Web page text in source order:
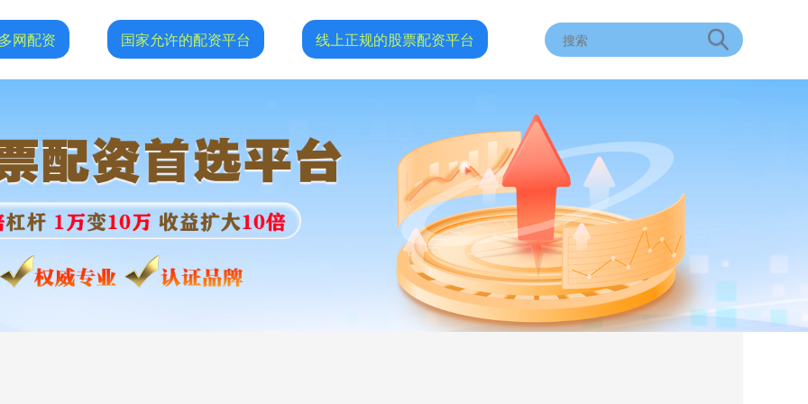
网配资 国家允许的配资平台 线上正规的股票配资平台